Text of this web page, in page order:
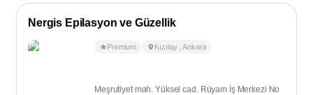
Nergis Epilasyon ve Güzellik
Premium Kızılay ,Ankara
Meşrutiyet mah. Yüksel cad. Rüyam İş Merkezi No